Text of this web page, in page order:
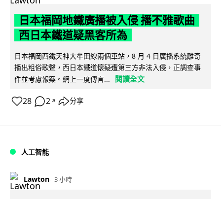
日本福岡地鐵廣播被入侵 播不雅歌曲
西日本鐵道疑黑客所為
日本福岡西鐵天神大牟田線兩個車站，8 月 4 日廣播系統離奇
播出粗俗歌聲，西日本鐵道懷疑遭第三方非法入侵，正調查事
件並考慮報案。網上一度傳言...
閱讀全文
28 2 ↗ 分享
人工智能
Lawton 3 小時